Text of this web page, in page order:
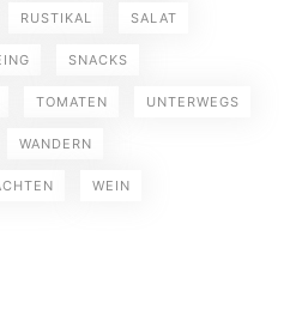
RUSTIKAL SALAT
SNACKS
TOMATEN UNTERWEGS
WANDERN
WEIN